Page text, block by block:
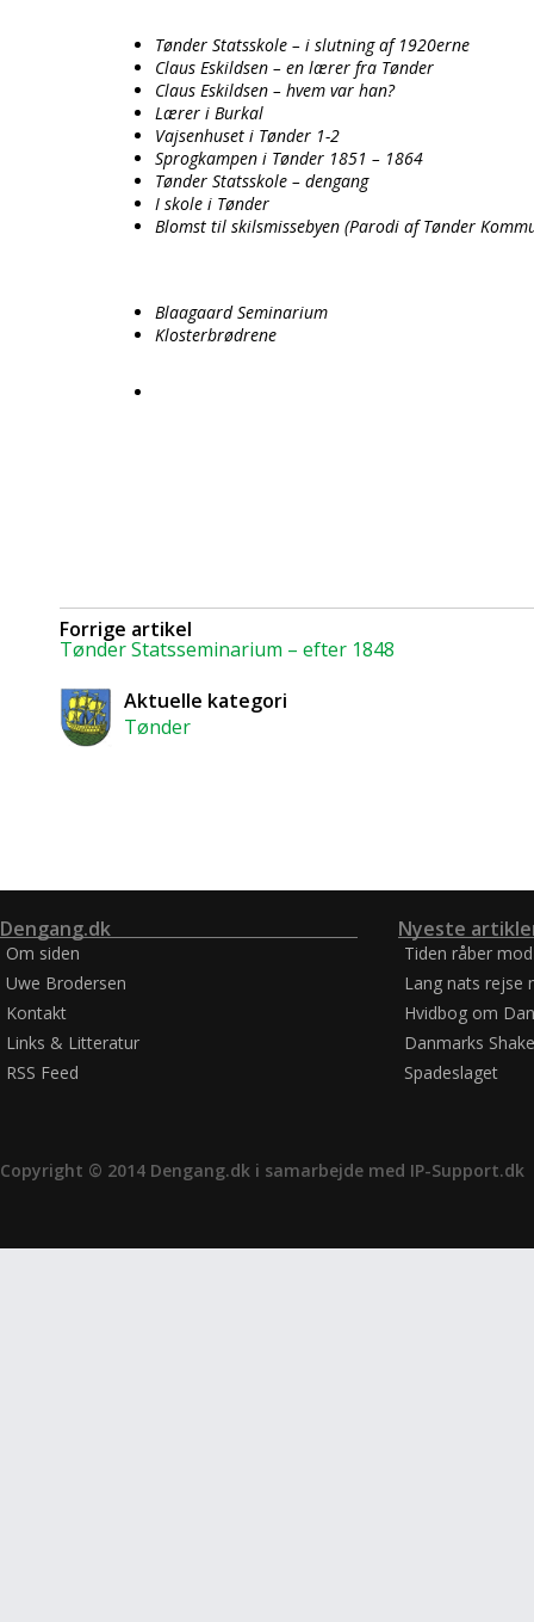
Tønder Statsskole – i slutning af 1920erne
Claus Eskildsen – en lærer fra Tønder
Claus Eskildsen – hvem var han?
Lærer i Burkal
Vajsenhuset i Tønder 1-2
Sprogkampen i Tønder 1851 – 1864
Tønder Statsskole – dengang
I skole i Tønder
Blomst til skilsmissebyen (Parodi af Tønder
Blaagaard Seminarium
Klosterbrødrene
Forrige artikel
Tønder Statsseminarium – efter 1848
Aktuelle kategori
Tønder
Dengang.dk
Om siden
Uwe Brodersen
Kontakt
Links & Litteratur
RSS Feed
Nyeste
Tiden råber
Lang nats rejse
Hvidbog om
Danmarks
Spadeslaget
Copyright © 2014 Dengang.dk i samarbejde med IP-Support.dk